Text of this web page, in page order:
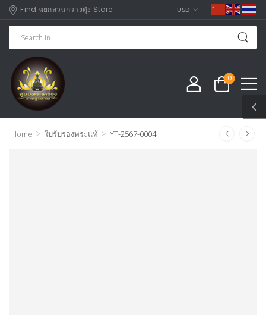
Find หยกสวนกวางตุัง Store USD
0
Home > ใบรับรองพระแท้ > YT-2567-0004